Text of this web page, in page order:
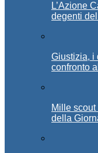
L’Azione
degenti
Giustizia, i
confronto
Mille
della